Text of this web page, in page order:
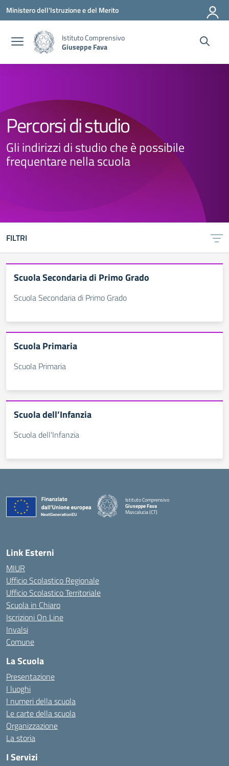
Vai ai contenuti
Vai al menu di navigazione
Vai al footer
Ministero dell'Istruzione e del Merito
Istituto Comprensivo
Giuseppe Fava
Percorsi di studio
Gli indirizzi di studio che è possibile
frequentare nella scuola
FILTRI
Scuola Secondaria di Primo Grado
Scuola Secondaria di Primo Grado
Scuola Primaria
Scuola Primaria
Scuola dell’Infanzia
Scuola dell'Infanzia
Istituto Comprensivo
Giuseppe Fava
Mascalucia (CT)
Link Esterni
MIUR
Ufficio Scolastico Regionale
Ufficio Scolastico Territoriale
Scuola in Chiaro
Iscrizioni On Line
Invalsi
Comune
La Scuola
Presentazione
I luoghi
I numeri della scuola
Le carte della scuola
Organizzazione
La storia
I Servizi